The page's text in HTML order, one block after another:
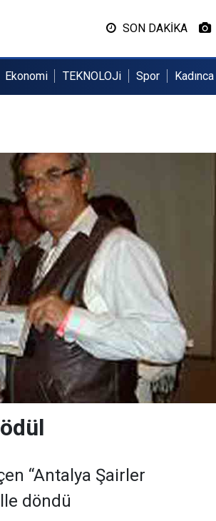
SON DAKİKA
Ekonomi TEKNOLOJi Spor Kadınca
“Antalya Şairler
döndü